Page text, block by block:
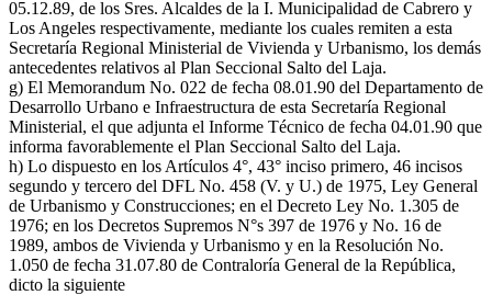
05.12.89, de los Sres. Alcaldes de la I. Municipalidad de Cabrero y
Los Angeles respectivamente, mediante los cuales remiten a esta
Secretaría Regional Ministerial de Vivienda y Urbanismo, los demás
antecedentes relativos al Plan Seccional Salto del Laja.
g) El Memorandum No. 022 de fecha 08.01.90 del Departamento de
Desarrollo Urbano e Infraestructura de esta Secretaría Regional
Ministerial, el que adjunta el Informe Técnico de fecha 04.01.90 que
informa favorablemente el Plan Seccional Salto del Laja.
h) Lo dispuesto en los Artículos 4°, 43° inciso primero, 46 incisos
segundo y tercero del DFL No. 458 (V. y U.) de 1975, Ley General
de Urbanismo y Construcciones; en el Decreto Ley No. 1.305 de
1976; en los Decretos Supremos N°s 397 de 1976 y No. 16 de
1989, ambos de Vivienda y Urbanismo y en la Resolución No.
1.050 de fecha 31.07.80 de Contraloría General de la República,
dicto la siguiente